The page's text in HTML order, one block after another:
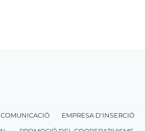
COMUNICACIÓ EMPRESA D'INSERCIÓ